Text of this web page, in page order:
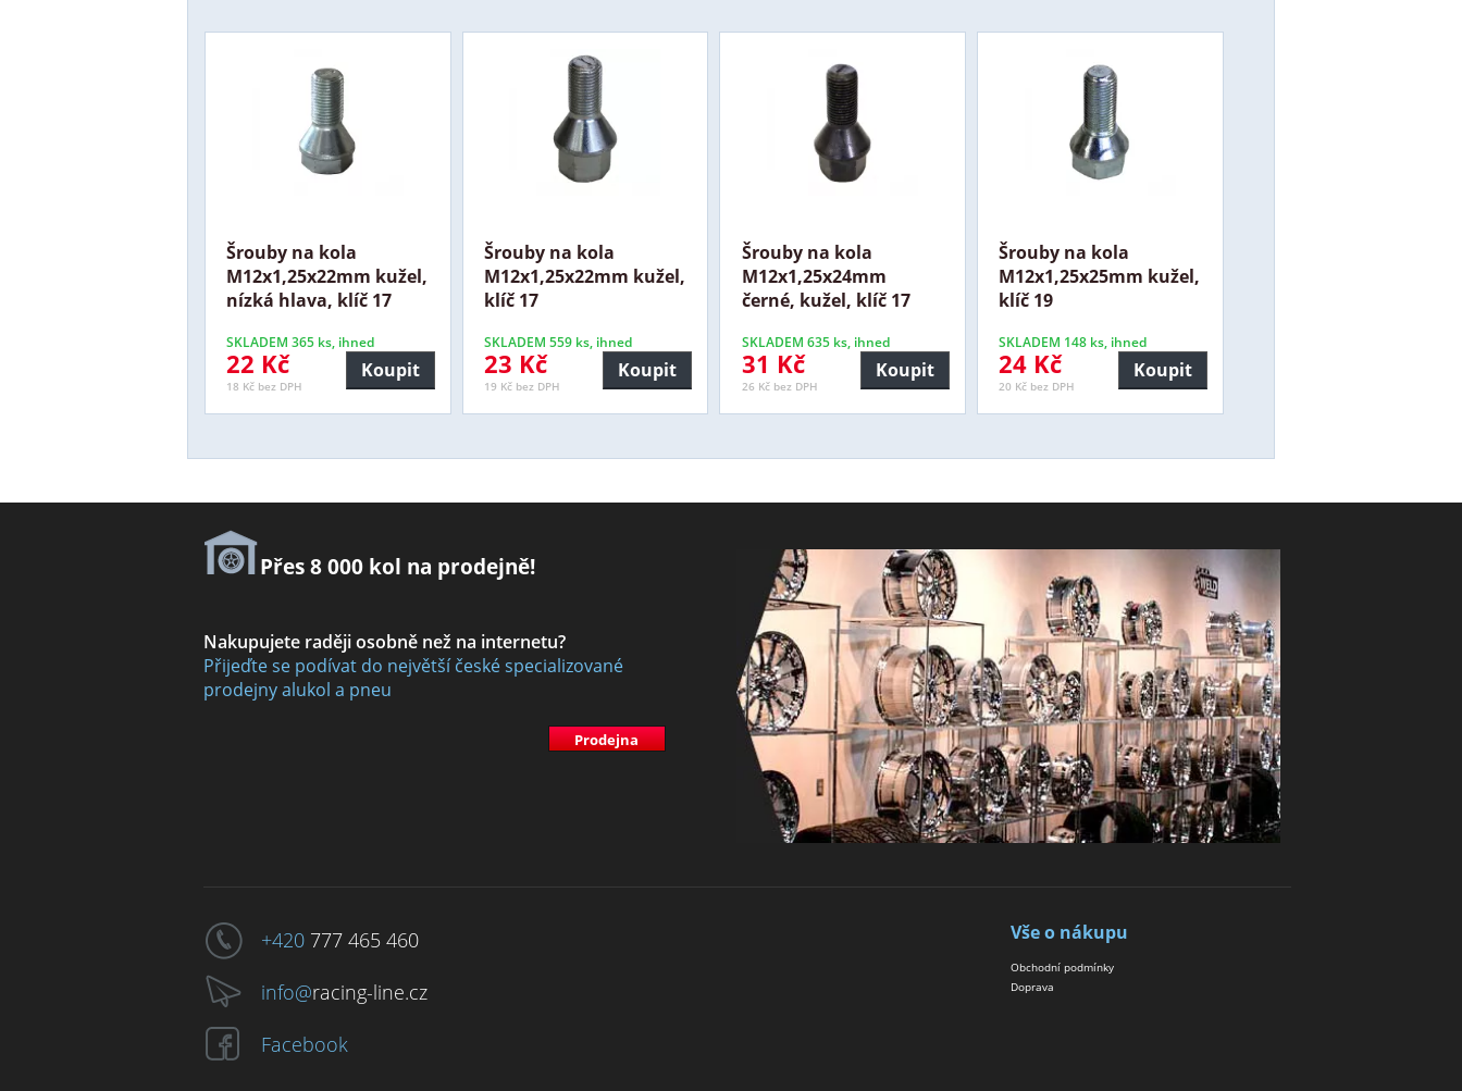
Šrouby na kola
M12x1,25x22mm kužel,
nízká hlava, klíč 17
SKLADEM 365 ks, ihned
22 Kč
18 Kč bez DPH
Koupit
Šrouby na kola
M12x1,25x22mm kužel,
klíč 17
SKLADEM 559 ks, ihned
23 Kč
19 Kč bez DPH
Koupit
Šrouby na kola
M12x1,25x24mm
černé, kužel, klíč 17
SKLADEM 635 ks, ihned
31 Kč
26 Kč bez DPH
Koupit
Šrouby na kola
M12x1,25x25mm kužel,
klíč 19
SKLADEM 148 ks, ihned
24 Kč
20 Kč bez DPH
Koupit
Přes 8 000 kol na prodejně!
Nakupujete raději osobně než na internetu?
Přijeďte se podívat do největší české specializované
prodejny alukol a pneu
Prodejna
+420 777 465 460
info@racing-line.cz
Facebook
Vše o nákupu
Obchodní podmínky
Doprava